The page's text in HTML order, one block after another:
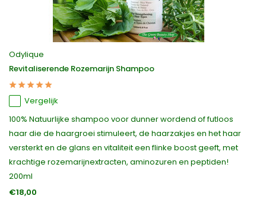
Odylique
Revitaliserende Rozemarijn Shampoo
Vergelijk
100% Natuurlijke shampoo voor dunner wordend of futloos
haar die de haargroei stimuleert, de haarzakjes en het haar
versterkt en de glans en vitaliteit een flinke boost geeft, met
krachtige rozemarijnextracten, aminozuren en peptiden!
200ml
€18,00